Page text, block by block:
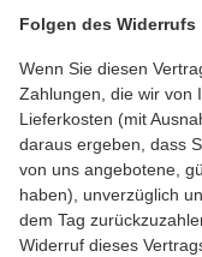
Folgen des Widerrufs
Wenn Sie diesen
Zahlungen, die wir von
Lieferkosten (mit
daraus ergeben, dass
von uns angebotene,
haben), unverzüglich
dem Tag
Widerruf dieses